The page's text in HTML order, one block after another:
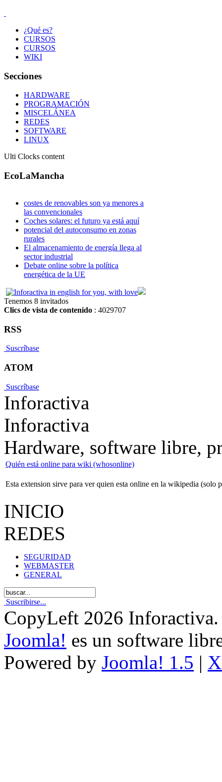
¿Qué es?
CURSOS
CURSOS
WIKI
Secciones
HARDWARE
PROGRAMACIÓN
MISCELÁNEA
REDES
SOFTWARE
LINUX
Ulti Clocks content
EcoLaMancha
costes de renovables son ya menores a
las convencionales
Coches solares: el futuro ya está aquí
potencial del autoconsumo en zonas
rurales
El almacenamiento de energía llega al
sector industrial
Debate online sobre la política
energética de la UE
Tenemos 8 invitados
Clics de vista de contenido : 4029707
RSS
Suscríbase
ATOM
Suscríbase
Inforactiva
Inforactiva
Hardware, software libre,
Quién está online para wiki (whosonline)
Esta extension sirve para ver quien esta online en la wikipedia (solo
INICIO
REDES
SEGURIDAD
WEBMASTER
GENERAL
Suscribirse...
CopyLeft 2026 Inforactiva.
Joomla! es un software
Powered by Joomla! 1.5 |